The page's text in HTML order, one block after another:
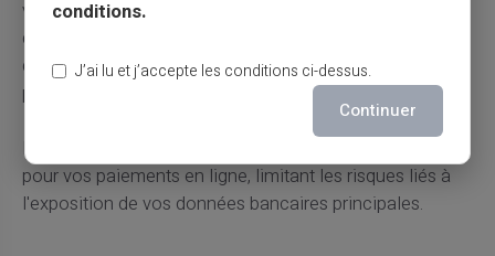
vos données reste capital, car c'est la meilleure façon
de déjouer les arnaques et d'assurer votre tranquillité
d'esprit. Pensez-y à chaque fois que vous réalisez un
paiement en ligne.
La
offre une solution sécurisée
pour vos paiements en ligne, limitant les risques liés à
l'exposition de vos données bancaires principales.
conditions.
J’ai lu et j’accepte les conditions ci-dessus.
Continuer